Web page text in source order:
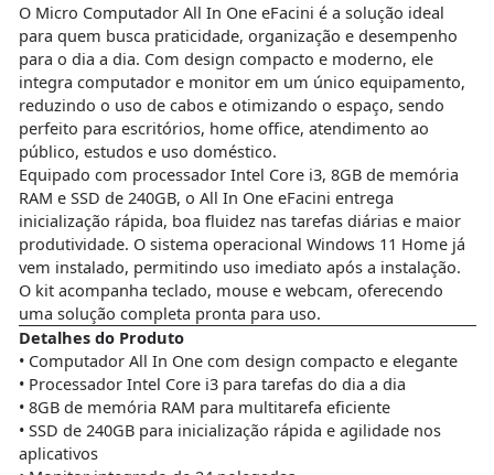
O Micro Computador All In One eFacini é a solução ideal
para quem busca praticidade, organização e desempenho
para o dia a dia. Com design compacto e moderno, ele
integra computador e monitor em um único equipamento,
reduzindo o uso de cabos e otimizando o espaço, sendo
perfeito para escritórios, home office, atendimento ao
público, estudos e uso doméstico.
Equipado com processador Intel Core i3, 8GB de memória
RAM e SSD de 240GB, o All In One eFacini entrega
inicialização rápida, boa fluidez nas tarefas diárias e maior
produtividade. O sistema operacional Windows 11 Home já
vem instalado, permitindo uso imediato após a instalação.
O kit acompanha teclado, mouse e webcam, oferecendo
uma solução completa pronta para uso.
Detalhes do Produto
• Computador All In One com design compacto e elegante
• Processador Intel Core i3 para tarefas do dia a dia
• 8GB de memória RAM para multitarefa eficiente
• SSD de 240GB para inicialização rápida e agilidade nos
aplicativos